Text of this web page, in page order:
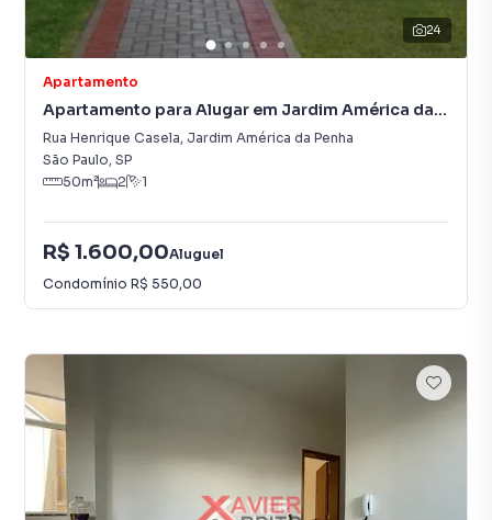
24
Apartamento
Apartamento para Alugar em Jardim América da
Penha
Rua Henrique Casela, Jardim América da Penha
São Paulo, SP
50m² 2 1
R$ 1.600,00Aluguel
Condomínio R$ 550,00